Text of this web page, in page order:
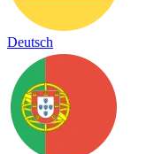
Deutsch